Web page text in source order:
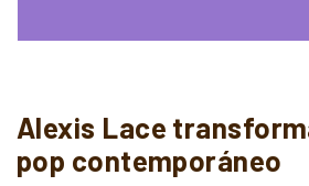
Alexis Lace
pop contemporáneo